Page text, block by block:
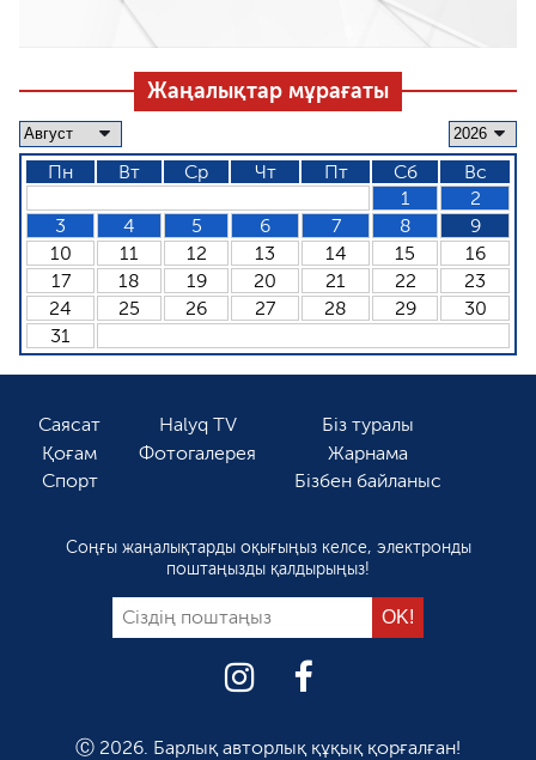
Жаңалықтар мұрағаты
Пн Вт Ср Чт Пт Сб
Вс
1
2
3
4 5 6 7 8
9
10
11 12 13 14 15
16
17
18 19 20 21 22
23
24
25 26 27 28 29
30
31
Саясат
Қоғам
Спорт
Halyq TV
Фотогалерея
Біз туралы
Жарнама
Бізбен байланыс
Соңғы жаңалықтарды оқығыңыз келсе, электронды
поштаңызды қалдырыңыз!
Ⓒ 2026. Барлық авторлық құқық қорғалған!